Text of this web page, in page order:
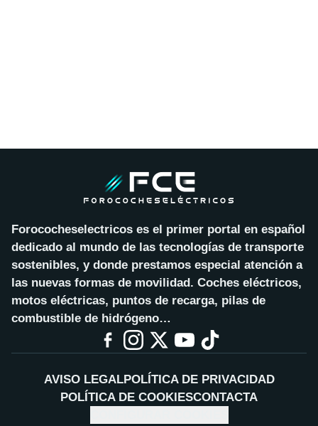
Forococheselectricos es el primer portal en español
dedicado al mundo de las tecnologías de transporte
sostenibles, y donde prestamos especial atención a
las nuevas formas de movilidad. Coches eléctricos,
motos eléctricas, puntos de recarga, pilas de
combustible de hidrógeno…
AVISO LEGALPOLÍTICA DE PRIVACIDAD
POLÍTICA DE COOKIESCONTACTA